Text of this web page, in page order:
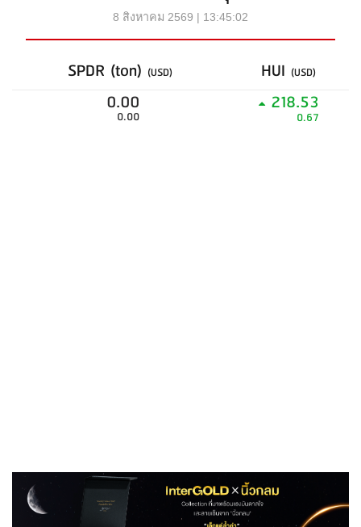
8 สิงหาคม 2569 | 13:45:02
SPDR (ton) (USD) HUI (USD)
0.00
0.00
218.53
0.67